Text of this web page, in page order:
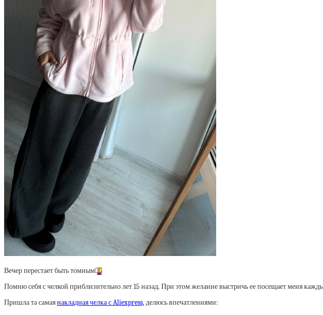
Вечер перестает быть томным🙋‍♀️
Помню себя с челкой приблизительно лет 15 назад. При этом желание выстричь ее посещает меня
Пришла та самаянакладная челка с Aliexpress,делюсь впечатлениями: